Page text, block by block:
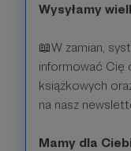
Wysyłamy
📖W zamian,
informować Cię
książkowych
na nasz
Mamy dla